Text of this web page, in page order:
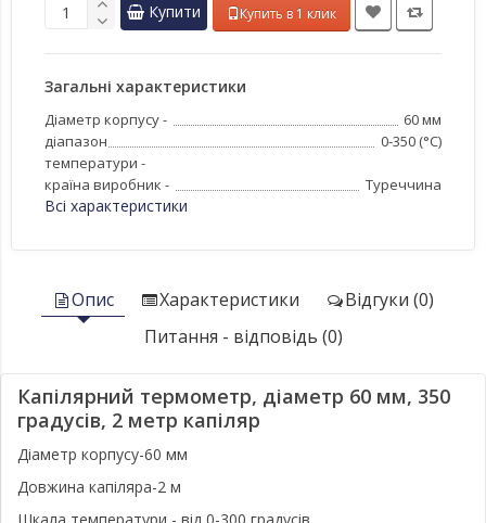
Купити Купить в 1 клик
Загальні характеристики
Діаметр корпусу -
60 мм
діапазон
температури -
0-350 (°C)
країна виробник - Туреччина
Всі характеристики
Опис Характеристики
Відгуки (0)
Питання - відповідь (0)
Капілярний термометр, діаметр 60 мм, 350
градусів, 2 метр капіляр
Діаметр корпусу-60 мм
Довжина капіляра-2 м